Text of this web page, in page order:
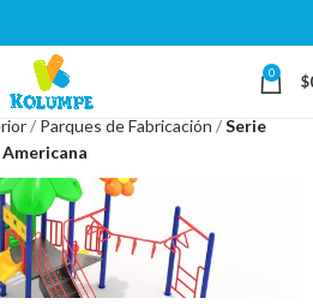
0 $
Parques de Fabricación
Serie
Americana